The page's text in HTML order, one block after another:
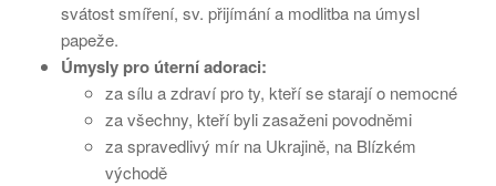
svátost smíření, sv. přijímání a modlitba na úmysl
papeže.
Úmysly pro úterní adoraci:
za sílu a zdraví pro ty, kteří se starají o nemocné
za všechny, kteří byli zasaženi povodněmi
za spravedlivý mír na Ukrajině, na Blízkém
východě